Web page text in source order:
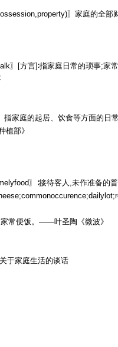
〗家庭的全部
〗[方言]∶指家庭日常的琐事;家常
家庭的起居、饮食等方面的日
植部》
〗∶接待客人,未作准备的
常便饭。——叶圣陶《微波》
于家庭生活的谈话